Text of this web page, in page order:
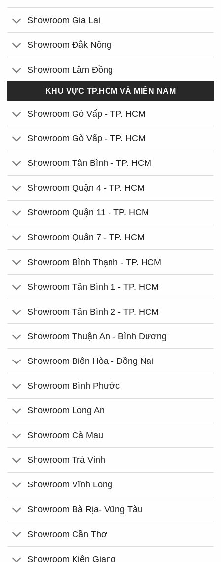
Showroom Gia Lai
Showroom Đắk Nông
Showroom Lâm Đồng
KHU VỰC TP.HCM VÀ MIỀN NAM
Showroom Gò Vấp - TP. HCM
Showroom Gò Vấp - TP. HCM
Showroom Tân Bình - TP. HCM
Showroom Quận 4 - TP. HCM
Showroom Quận 11 - TP. HCM
Showroom Quận 7 - TP. HCM
Showroom Bình Thạnh - TP. HCM
Showroom Tân Bình 1 - TP. HCM
Showroom Tân Bình 2 - TP. HCM
Showroom Thuận An - Bình Dương
Showroom Biên Hòa - Đồng Nai
Showroom Bình Phước
Showroom Long An
Showroom Cà Mau
Showroom Trà Vinh
Showroom Vĩnh Long
Showroom Bà Rịa- Vũng Tàu
Showroom Cần Thơ
Showroom Kiên Giang